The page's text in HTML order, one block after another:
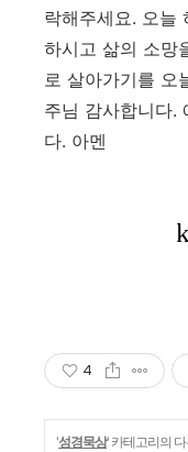
락해주세요. 오늘
하시고 삶의 소망
로 살아가기를 오
주님 감사합니다.
다. 아멘
4
'성경묵상' 카테고리의